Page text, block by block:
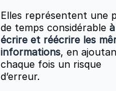
Elles représentent une
de temps considérable à
écrire et réécrire les
informations, en
chaque fois un risque
d’erreur.